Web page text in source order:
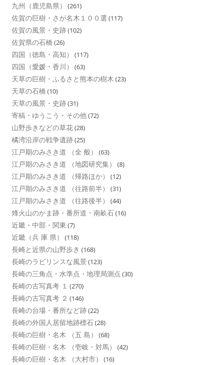
九州（鹿児島県） (261)
佐賀の巨樹・さが名木１００選 (117)
佐賀の風景・史跡(102)
佐賀県の石橋 (26)
四国（徳島・高知） (117)
四国（愛媛・香川） (63)
天草の巨樹・ふるさと熊本の樹木 (23)
天草の石橋 (10)
天草の風景・史跡(31)
寄稿・ゆうこう・その他(72)
山野歩きなどの草花(28)
橘湾沿岸の戦争遺跡(25)
江戸期のみさき道 （全 般） (63)
江戸期のみさき道 （地図研究集） (8)
江戸期のみさき道 （帰路ほか） (12)
江戸期のみさき道 （往路前半） (31)
江戸期のみさき道 （往路後半） (44)
烽火山のかま跡・番所道・南畝石(16)
近畿・中部・関東 (7)
近畿（兵 庫 県） (118)
長崎と近県の山野歩き (168)
長崎のラビリンスな風景 (123)
長崎の三角点・水準点・地理局測点 (30)
長崎の古写真考 １ (270)
長崎の古写真考 ２ (146)
長崎の台場・番所など跡(22)
長崎の外国人居留地跡標石(28)
長崎の巨樹・名木 （五 島） (68)
長崎の巨樹・名木 （壱岐・対馬） (42)
長崎の巨樹・名木 （大村市） (16)